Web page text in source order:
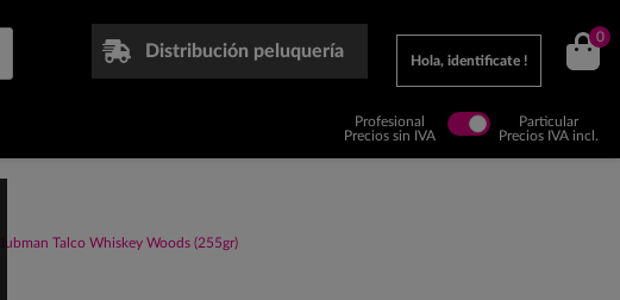
Distribución peluquería
Hola, identificate !
0
Profesional
Precios sin IVA
Particular
Precios IVA incl.
Talco Whiskey Woods (255gr)